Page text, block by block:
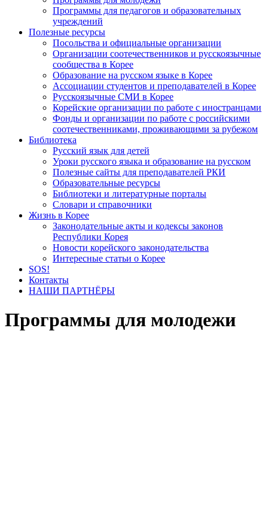
Программы для педагогов и образовательных
учреждений
Полезные ресурсы
Посольства и официальные организации
Организации соотечественников и русскоязычные
сообщества в Корее
Образование на русском языке в Корее
Ассоциации студентов и преподавателей в Корее
Русскоязычные СМИ в Корее
Корейские организации по работе с иностранцами
Фонды и организации по работе с российскими
соотечественниками, проживающими за рубежом
Библиотека
Русский язык для детей
Уроки русского языка и образование на русском
Полезные сайты для преподавателей РКИ
Образовательные ресурсы
Библиотеки и литературные порталы
Словари и справочники
Жизнь в Корее
Законодательные акты и кодексы законов
Республики Корея
Новости корейского законодательства
Интересные статьи о Корее
SOS!
Контакты
НАШИ ПАРТНЁРЫ
Программы для молодежи